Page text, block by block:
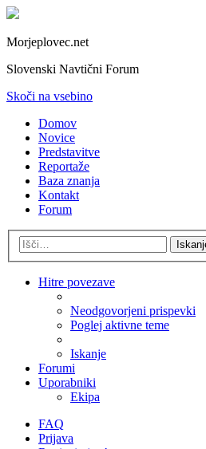
Morjeplovec.net
Slovenski Navtični Forum
Skoči na vsebino
Domov
Novice
Predstavitve
Reportaže
Baza znanja
Kontakt
Forum
Hitre povezave
Neodgovorjeni prispevki
Poglej aktivne teme
Iskanje
Forumi
Uporabniki
Ekipa
FAQ
Prijava